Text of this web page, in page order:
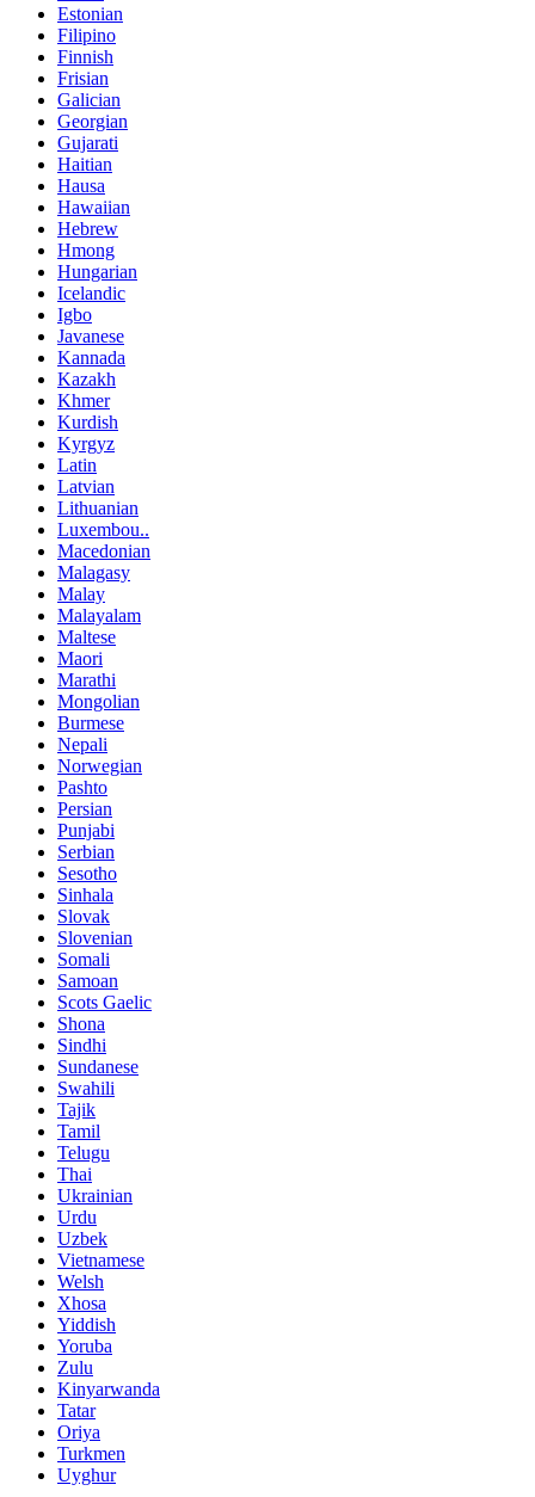
Estonian
Filipino
Finnish
Frisian
Galician
Georgian
Gujarati
Haitian
Hausa
Hawaiian
Hebrew
Hmong
Hungarian
Icelandic
Igbo
Javanese
Kannada
Kazakh
Khmer
Kurdish
Kyrgyz
Latin
Latvian
Lithuanian
Luxembou..
Macedonian
Malagasy
Malay
Malayalam
Maltese
Maori
Marathi
Mongolian
Burmese
Nepali
Norwegian
Pashto
Persian
Punjabi
Serbian
Sesotho
Sinhala
Slovak
Slovenian
Somali
Samoan
Scots Gaelic
Shona
Sindhi
Sundanese
Swahili
Tajik
Tamil
Telugu
Thai
Ukrainian
Urdu
Uzbek
Vietnamese
Welsh
Xhosa
Yiddish
Yoruba
Zulu
Kinyarwanda
Tatar
Oriya
Turkmen
Uyghur